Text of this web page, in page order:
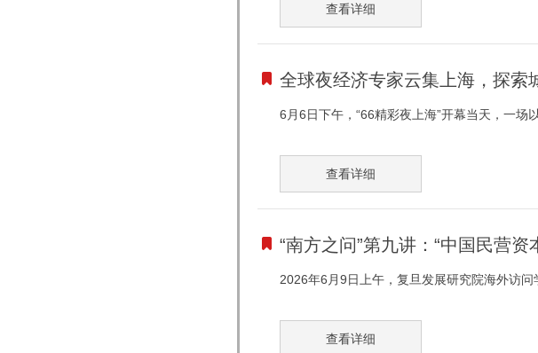
查看详细
全球夜经济专家云集上海，探索
6月6日下午，“66精彩夜上海”开幕当天，一场
查看详细
“南方之问”第九讲：“中国民营
2026年6月9日上午，复旦发展研究院海外访问
查看详细